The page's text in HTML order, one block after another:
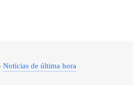
Noticias de última hora